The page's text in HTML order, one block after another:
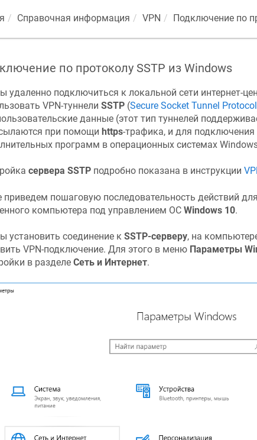
Справочная информация VPN Подключение по
по протоколу SSTP из Windows
удаленно подключиться к локальной сети интернет-
VPN-туннели SSTP(Secure Socket Tunnel Protocol
данные (этот тип туннелей
при помощи https-трафика, и для подключения
программ в операционных системах
сервера SSTPподробно показана в инструкции
пошаговую последовательность действий
компьютера под управлением ОС Windows 10.
установить соединение к SSTP-серверу, на
VPN-подключение. Для этого в меню Параметры
в разделе Сеть и Интернет.